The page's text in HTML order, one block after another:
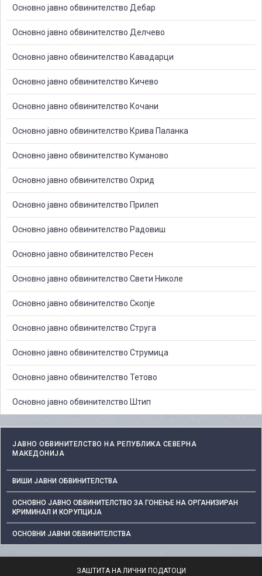
Основно јавно обвинителство Дебар
Основно јавно обвинителство Делчево
Основно јавно обвинителство Кавадарци
Основно јавно обвинителство Кичево
Основно јавно обвинителство Кочани
Основно јавно обвинителство Крива Паланка
Основно јавно обвинителство Куманово
Основно јавно обвинителство Охрид
Основно јавно обвинителство Прилеп
Основно јавно обвинителство Радовиш
Основно јавно обвинителство Ресен
Основно јавно обвинителство Свети Николе
Основно јавно обвинителство Скопје
Основно јавно обвинителство Струга
Основно јавно обвинителство Струмица
Основно јавно обвинителство Тетово
Основно јавно обвинителство Штип
ЈАВНО ОБВИНИТЕЛСТВО НА РЕПУБЛИКА СЕВЕРНА
МАКЕДОНИЈА
ВИШИ ЈАВНИ ОБВИНИТЕЛСТВА
ОСНОВНО ЈАВНО ОБВИНИТЕЛСТВО ЗА ГОНЕЊЕ НА ОРГАНИЗИРАН
КРИМИНАЛ И КОРУПЦИЈА
ОСНОВНИ ЈАВНИ ОБВИНИТЕЛСТВА
ЗАШТИТА НА ЛИЧНИ ПОДАТОЦИ